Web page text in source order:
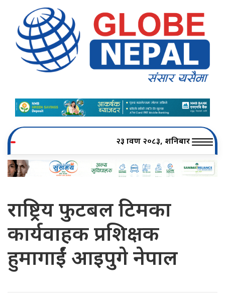
२३ श्रावण २०८३, शनिबार
राष्ट्रिय फुटबल टिमका
कार्यवाहक प्रशिक्षक
हुमागाईं आइपुगे नेपाल